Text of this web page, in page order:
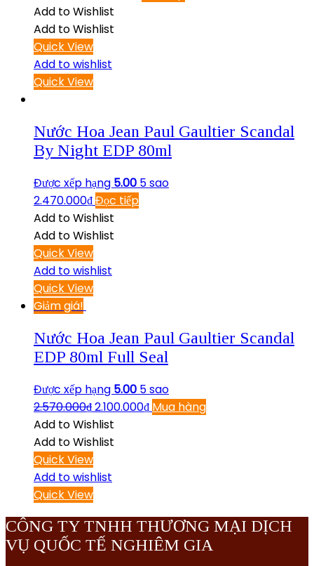
Add to Wishlist
Add to Wishlist
Quick View
Add to wishlist
Quick View
Nước Hoa Jean Paul Gaultier Scandal
By Night EDP 80ml
Được xếp hạng 5.00 5 sao
2.470.000₫Đọc tiếp
Add to Wishlist
Add to Wishlist
Quick View
Add to wishlist
Quick View
Giảm giá!
Nước Hoa Jean Paul Gaultier Scandal
EDP 80ml Full Seal
Được xếp hạng 5.00 5 sao
2.570.000₫2.100.000₫ Mua hàng
Add to Wishlist
Add to Wishlist
Quick View
Add to wishlist
Quick View
CÔNG TY TNHH THƯƠNG MẠI DỊCH
VỤ QUỐC TẾ NGHIÊM GIA